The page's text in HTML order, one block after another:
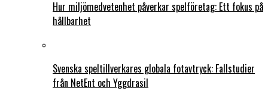
Hur miljömedvetenhet påverkar spelföretag: Ett fokus på
hållbarhet
Svenska speltillverkares globala fotavtryck: Fallstudier
från NetEnt och Yggdrasil